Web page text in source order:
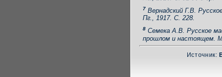
7 Вернадский Г.В.
Пг., 1917. С. 228.
8 Семека А.В. Русское
прошлом и настоящем.
Источник: